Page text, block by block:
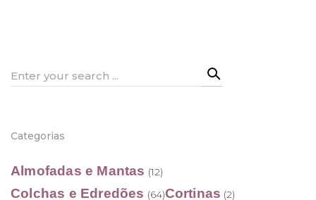
Search
Categorias
Almofadas e Mantas (12)
Colchas e Edredões (64)Cortinas (2)